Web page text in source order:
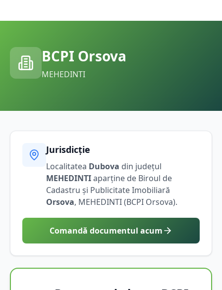
BCPI Orsova
MEHEDINTI
Jurisdicție
Localitatea Dubova din județul
MEHEDINTIaparține de Biroul de
Cadastru și Publicitate Imobiliară
Orsova, MEHEDINTI(BCPI Orsova).
Comandă documentul acum